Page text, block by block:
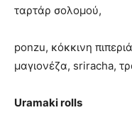
ταρτάρ σολομού,
ponzu, κόκκινη
μαγιονέζα, sriracha,
Uramaki rolls